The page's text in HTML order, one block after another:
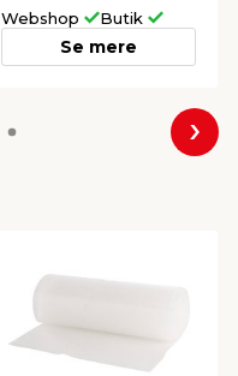
Webshop Butik
Se mere